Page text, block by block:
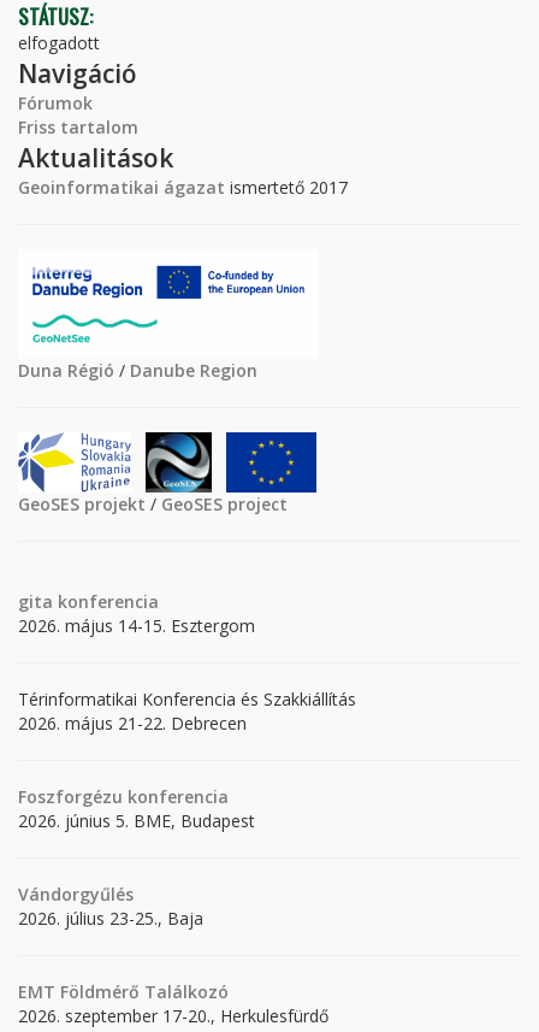
STÁTUSZ:
elfogadott
Navigáció
Fórumok
Friss tartalom
Aktualitások
Geoinformatikai ágazat ismertető 2017
Duna Régió / Danube Region
GeoSES projekt / GeoSES project
gita konferencia
2026. május 14-15. Esztergom
Térinformatikai Konferencia és Szakkiállítás
2026. május 21-22. Debrecen
Foszforgézu konferencia
2026. június 5. BME, Budapest
Vándorgyűlés
2026. július 23-25., Baja
EMT Földmérő Találkozó
2026. szeptember 17-20., Herkulesfürdő